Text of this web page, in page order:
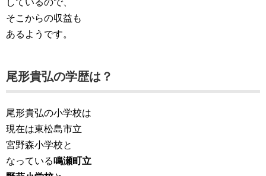
しているので、
そこからの収益も
あるようです。
尾形貴弘の学歴は？
尾形貴弘の小学校は
現在は東松島市立
宮野森小学校と
なっている鳴瀬町立